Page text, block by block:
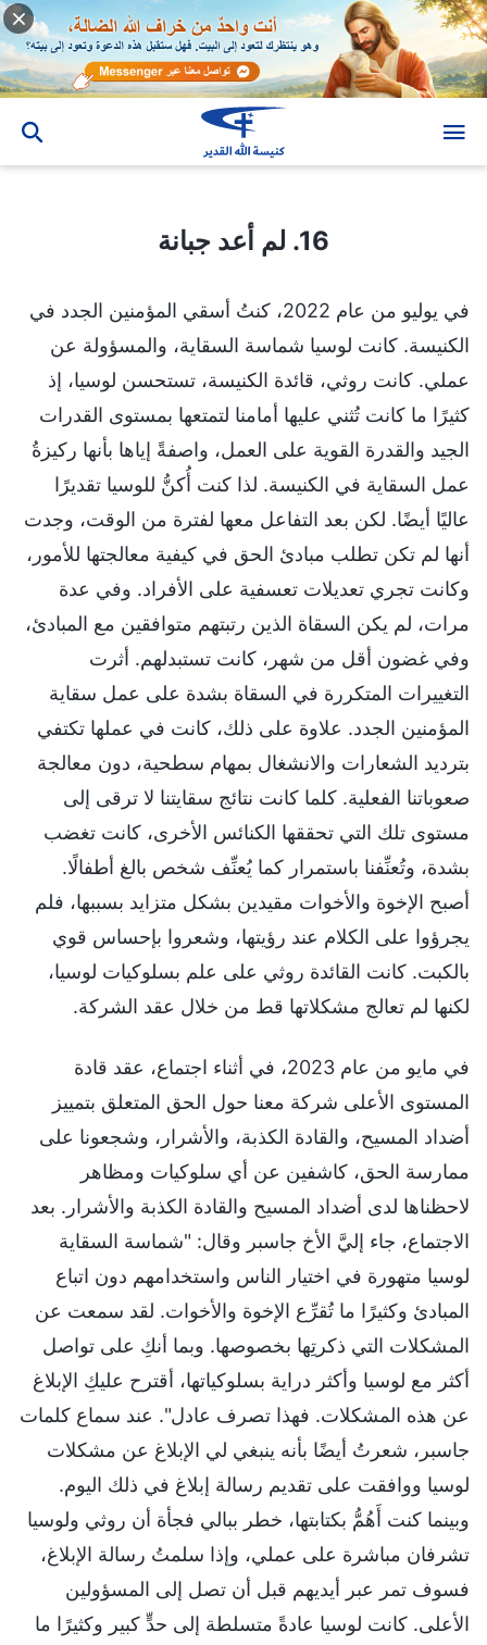
16. لم أعد جبانة
في يوليو من عام 2022، كنتُ أسقي المؤمنين الجدد في
الكنيسة. كانت لوسيا شماسة السقاية، والمسؤولة عن
عملي. كانت روثي، قائدة الكنيسة، تستحسن لوسيا، إذ
كثيرًا ما كانت تُثني عليها أمامنا لتمتعها بمستوى القدرات
الجيد والقدرة القوية على العمل، واصفةً إياها بأنها ركيزةُ
عمل السقاية في الكنيسة. لذا كنت أُكنُّ للوسيا تقديرًا
عاليًا أيضًا. لكن بعد التفاعل معها لفترة من الوقت، وجدت
أنها لم تكن تطلب مبادئ الحق في كيفية معالجتها للأمور،
وكانت تجري تعديلات تعسفية على الأفراد. وفي عدة
مرات، لم يكن السقاة الذين رتبتهم متوافقين مع المبادئ،
وفي غضون أقل من شهر، كانت تستبدلهم. أثرت
التغييرات المتكررة في السقاة بشدة على عمل سقاية
المؤمنين الجدد. علاوة على ذلك، كانت في عملها تكتفي
بترديد الشعارات والانشغال بمهام سطحية، دون معالجة
صعوباتنا الفعلية. كلما كانت نتائج سقايتنا لا ترقى إلى
مستوى تلك التي تحققها الكنائس الأخرى، كانت تغضب
بشدة، وتُعنِّفنا باستمرار كما يُعنِّف شخص بالغ أطفالًا.
أصبح الإخوة والأخوات مقيدين بشكل متزايد بسببها، فلم
يجرؤوا على الكلام عند رؤيتها، وشعروا بإحساس قوي
بالكبت. كانت القائدة روثي على علم بسلوكيات لوسيا،
لكنها لم تعالج مشكلاتها قط من خلال عقد الشركة.
في مايو من عام 2023، في أثناء اجتماع، عقد قادة
المستوى الأعلى شركة معنا حول الحق المتعلق بتمييز
أضداد المسيح، والقادة الكذبة، والأشرار، وشجعونا على
ممارسة الحق، كاشفين عن أي سلوكيات ومظاهر
لاحظناها لدى أضداد المسيح والقادة الكذبة والأشرار. بعد
الاجتماع، جاء إليَّ الأخ جاسبر وقال: "شماسة السقاية
لوسيا متهورة في اختيار الناس واستخدامهم دون اتباع
المبادئ وكثيرًا ما تُقرِّع الإخوة والأخوات. لقد سمعت عن
المشكلات التي ذكرتِها بخصوصها. وبما أنكِ على تواصل
أكثر مع لوسيا وأكثر دراية بسلوكياتها، أقترح عليكِ الإبلاغ
عن هذه المشكلات. فهذا تصرف عادل". عند سماع كلمات
جاسبر، شعرتُ أيضًا بأنه ينبغي لي الإبلاغ عن مشكلات
لوسيا ووافقت على تقديم رسالة إبلاغ في ذلك اليوم.
وبينما كنت أَهُمُّ بكتابتها، خطر ببالي فجأة أن روثي ولوسيا
تشرفان مباشرة على عملي، وإذا سلمتُ رسالة الإبلاغ،
فسوف تمر عبر أيديهم قبل أن تصل إلى المسؤولين
الأعلى. كانت لوسيا عادةً متسلطة إلى حدٍّ كبير وكثيرًا ما